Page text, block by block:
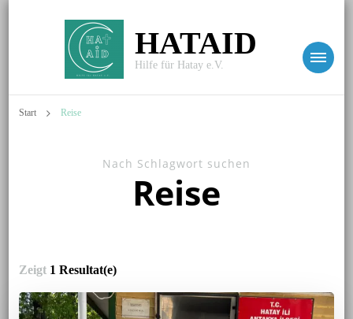
HATAID
Hilfe für Hatay e.V.
Start Reise
Nach Schlagwort suchen
Reise
Zeigt 1 Resultat(e)